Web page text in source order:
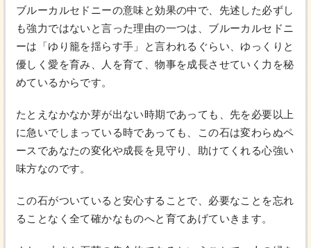
ブルーカルセドニーの意味と効果の中で、先述した必ずし
も強力ではないと言った理由の一つは、ブルーカルセドニ
ーは「ゆり籠を揺らす手」と言われるぐらい、ゆっくりと
優しく愛を育み、人を育て、物事を成長させていく力を秘
めているからです。
たとえなかなか芽が出ない時期であっても、先を必要以上
に急いでしまっている時であっても、この石は変わらぬペ
ースであなたの変化や成長を見守り、助けてくれる心強い
味方なのです。
この石がついていると安心することで、必要なことを忘れ
ることなく全て確かなものへと育てあげていきます。